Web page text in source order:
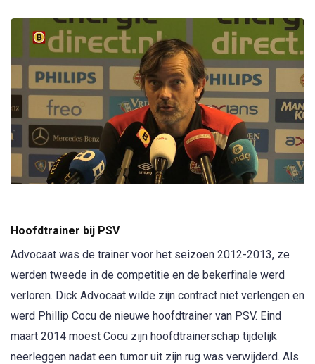
Hoofdtrainer bij PSV
Advocaat was de trainer voor het seizoen 2012-2013, ze
werden tweede in de competitie en de bekerfinale werd
verloren. Dick Advocaat wilde zijn contract niet verlengen en
werd Phillip Cocu de nieuwe hoofdtrainer van PSV. Eind
maart 2014 moest Cocu zijn hoofdtrainerschap tijdelijk
neerleggen nadat een tumor uit zijn rug was verwijderd. Als